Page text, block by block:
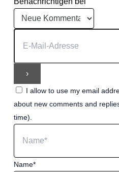
I allow to use my email
about new comments and
time).
Name*